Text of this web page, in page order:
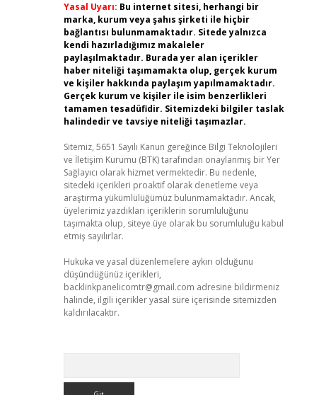
Yasal Uyarı: Bu internet sitesi, herhangi bir
marka, kurum veya şahıs şirketi ile hiçbir
bağlantısı bulunmamaktadır. Sitede yalnızca
kendi hazırladığımız makaleler
paylaşılmaktadır. Burada yer alan içerikler
haber niteliği taşımamakta olup, gerçek kurum
ve kişiler hakkında paylaşım yapılmamaktadır.
Gerçek kurum ve kişiler ile isim benzerlikleri
tamamen tesadüfidir. Sitemizdeki bilgiler taslak
halindedir ve tavsiye niteliği taşımazlar.
Sitemiz, 5651 Sayılı Kanun gereğince Bilgi Teknolojileri
ve İletişim Kurumu (BTK) tarafından onaylanmış bir Yer
Sağlayıcı olarak hizmet vermektedir. Bu nedenle,
sitedeki içerikleri proaktif olarak denetleme veya
araştırma yükümlülüğümüz bulunmamaktadır. Ancak,
üyelerimiz yazdıkları içeriklerin sorumluluğunu
taşımakta olup, siteye üye olarak bu sorumluluğu kabul
etmiş sayılırlar.
Hukuka ve yasal düzenlemelere aykırı olduğunu
düşündüğünüz içerikleri,
backlinkpanelicomtr@gmail.com adresine bildirmeniz
halinde, ilgili içerikler yasal süre içerisinde sitemizden
kaldırılacaktır.